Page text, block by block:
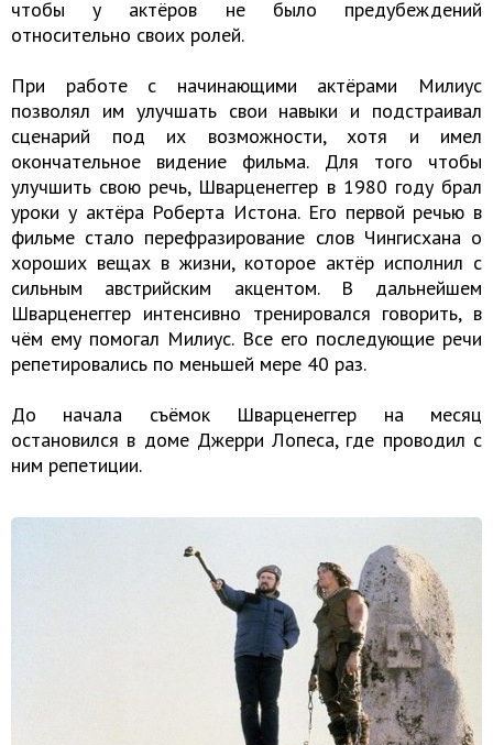
чтобы у актёров не было предубеждений
относительно своих ролей.
При работе с начинающими актёрами Милиус
позволял им улучшать свои навыки и подстраивал
сценарий под их возможности, хотя и имел
окончательное видение фильма. Для того чтобы
улучшить свою речь, Шварценеггер в 1980 году брал
уроки у актёра Роберта Истона. Его первой речью в
фильме стало перефразирование слов Чингисхана о
хороших вещах в жизни, которое актёр исполнил с
сильным австрийским акцентом. В дальнейшем
Шварценеггер интенсивно тренировался говорить, в
чём ему помогал Милиус. Все его последующие речи
репетировались по меньшей мере 40 раз.
До начала съёмок Шварценеггер на месяц
остановился в доме Джерри Лопеса, где проводил с
ним репетиции.